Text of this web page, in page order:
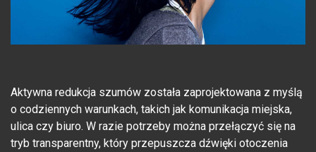
Aktywna redukcja szumów została zaprojektowana z myślą
o codziennych warunkach, takich jak komunikacja miejska,
ulica czy biuro. W razie potrzeby można przełączyć się na
tryb transparentny, który przepuszcza dźwięki otoczenia